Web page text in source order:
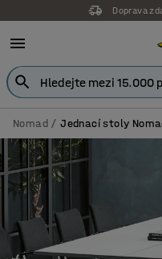
Doprava
Nomad Jednací stoly